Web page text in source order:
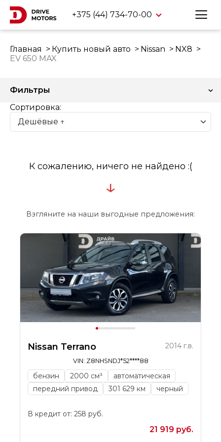
+375 (44) 734-70-00
Главная Купить новый авто Nissan
NX8
EV 650 MAX
Фильтры
Сортировка:
К сожалению, ничего не найдено :(
↓
Взгляните на наши выгодные предложения:
Nissan Terrano 2014 г.в.
VIN: Z8NHSNDJ*52****88
бензин 2000 см³
автоматическая
передний привод
301 629 км черный
В кредит от: 258 руб.
21 919 руб.